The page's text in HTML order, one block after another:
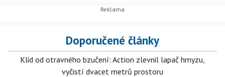
Doporučené články
Klid od otravného bzučení: Action zlevnil lapač hmyzu,
vyčistí dvacet metrů prostoru